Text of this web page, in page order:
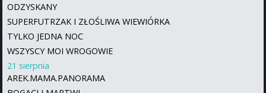
ODZYSKANY
SUPERFUTRZAK I ZŁOŚLIWA WIEWIÓRKA
TYLKO JEDNA NOC
WSZYSCY MOI WROGOWIE
21 sierpnia
AREK.MAMA.PANORAMA